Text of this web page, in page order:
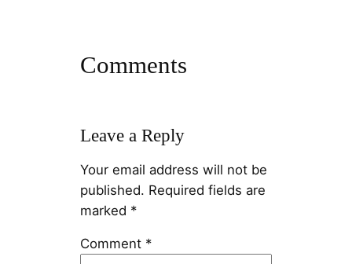
Comments
Leave a Reply
Your email address will not be
published. Required fields are
marked *
Comment *